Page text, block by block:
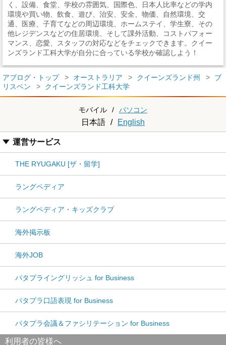
く、設備、食堂、学校の雰囲気、国際色、日本人比率などの学内
環境や買い物、飲食、遊び、治安、安全、物価、自然環境、交
通、医療、子育てなどの周辺環境、ホームステイ、学生寮、その
他レジデンスなどの住居環境、そして課外活動、コストパフォー
マンス、恋愛、スタッフの対応などをチェックできます。クイー
ンズランド工科大学が自分に合っている学校か確認しよう！
アブログ・トップ オーストラリア クイーンズランド州
ブ
リスベン
クイーンズランド工科大学
モバイル / パソコン
日本語 / English
運営サービス
THE RYUGAKU [ザ・留学]
ラングペディア
ラングペディア・キッズクラブ
海外掲示板
海外JOB
パタプライングリッシュ for Business
パタプラ口語表現 for Business
パタプラ会議＆ファシリテーション for Business
利用者の皆様へ